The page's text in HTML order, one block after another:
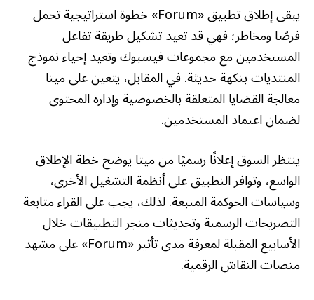
يبقى إطلاق تطبيق «Forum» خطوة استراتيجية تحمل
فرصًا ومخاطر؛ فهي قد تعيد تشكيل طريقة تفاعل
المستخدمين مع مجموعات فيسبوك وتعيد إحياء نموذج
المنتديات بنكهة حديثة. في المقابل، يتعين على ميتا
معالجة القضايا المتعلقة بالخصوصية وإدارة المحتوى
لضمان اعتماد المستخدمين.
ينتظر السوق إعلانًا رسميًا من ميتا يوضح خطة الإطلاق
الواسع، وتوافر التطبيق على أنظمة التشغيل الأخرى،
وسياسات الحوكمة المتبعة. لذلك، يجب على القراء متابعة
التصريحات الرسمية وتحديثات متجر التطبيقات خلال
الأسابيع المقبلة لمعرفة مدى تأثير «Forum» على مشهد
منصات النقاش الرقمية.